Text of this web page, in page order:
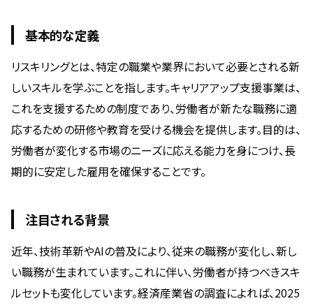
基本的な定義
リスキリングとは、特定の職業や業界において必要とされる新
しいスキルを学ぶことを指します。キャリアアップ支援事業は、
これを支援するための制度であり、労働者が新たな職務に適
応するための研修や教育を受ける機会を提供します。目的は、
労働者が変化する市場のニーズに応える能力を身につけ、長
期的に安定した雇用を確保することです。
注目される背景
近年、技術革新やAIの普及により、従来の職務が変化し、新し
い職務が生まれています。これに伴い、労働者が持つべきスキ
ルセットも変化しています。経済産業省の調査によれば、2025